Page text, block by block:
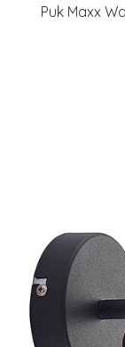
Puk Maxx